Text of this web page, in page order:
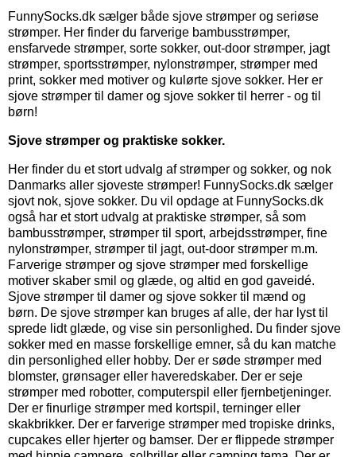
FunnySocks.dk sælger både sjove strømper og seriøse
strømper. Her finder du farverige bambusstrømper,
ensfarvede strømper, sorte sokker, out-door strømper, jagt
strømper, sportsstrømper, nylonstrømper, strømper med
print, sokker med motiver og kulørte sjove sokker. Her er
sjove strømper til damer og sjove sokker til herrer - og til
børn!
Sjove strømper og praktiske sokker.
Her finder du et stort udvalg af strømper og sokker, og nok
Danmarks aller sjoveste strømper! FunnySocks.dk sælger
sjovt nok, sjove sokker. Du vil opdage at FunnySocks.dk
også har et stort udvalg at praktiske strømper, så som
bambusstrømper, strømper til sport, arbejdsstrømper, fine
nylonstrømper, strømper til jagt, out-door strømper m.m.
Farverige strømper og sjove strømper med forskellige
motiver skaber smil og glæde, og altid en god gaveidé.
Sjove strømper til damer og sjove sokker til mænd og
børn. De sjove strømper kan bruges af alle, der har lyst til
sprede lidt glæde, og vise sin personlighed. Du finder sjove
sokker med en masse forskellige emner, så du kan matche
din personlighed eller hobby. Der er søde strømper med
blomster, grønsager eller haveredskaber. Der er seje
strømper med robotter, computerspil eller fjernbetjeninger.
Der er finurlige strømper med kortspil, terninger eller
skakbrikker. Der er farverige strømper med tropiske drinks,
cupcakes eller hjerter og bamser. Der er flippede strømper